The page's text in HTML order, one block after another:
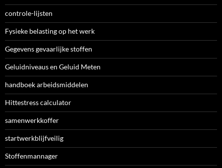
controle-lijsten
Fysieke belasting op het werk
Gegevens gevaarlijke stoffen
Geluidniveaus en Geluid Meten
handboek arbeidsmiddelen
Hittestress calculator
samenwerkkoffer
startwerkblijfveilig
Stoffenmannager